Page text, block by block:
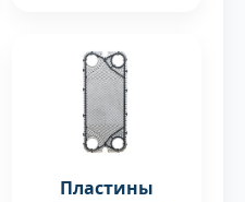
Пластины